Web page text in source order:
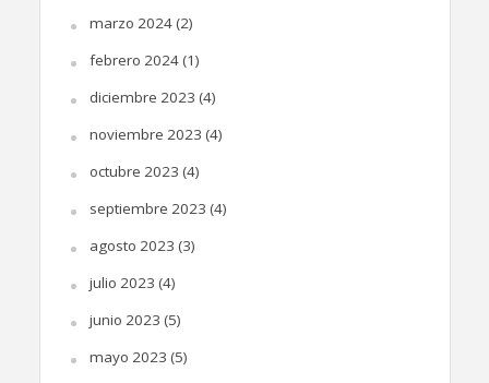
marzo 2024(2)
febrero 2024(1)
diciembre 2023 (4)
noviembre 2023 (4)
octubre 2023 (4)
septiembre 2023 (4)
agosto 2023 (3)
julio 2023 (4)
junio 2023 (5)
mayo 2023 (5)